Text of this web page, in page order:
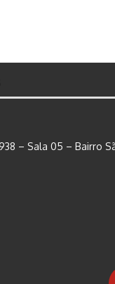
– Sala 05 – Bairro